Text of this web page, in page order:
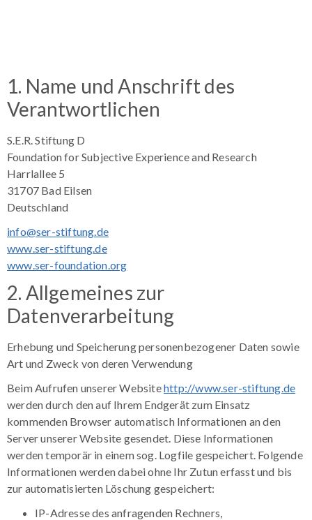
1. Name und Anschrift des
Verantwortlichen
S.E.R. Stiftung D
Foundation for Subjective Experience and Research
Harrlallee 5
31707 Bad Eilsen
Deutschland
info@ser-stiftung.de
www.ser-stiftung.de
www.ser-foundation.org
2. Allgemeines zur
Datenverarbeitung
Erhebung und Speicherung personenbezogener Daten sowie
Art und Zweck von deren Verwendung
Beim Aufrufen unserer Websitehttp://www.ser-stiftung.de
werden durch den auf Ihrem Endgerät zum Einsatz
kommenden Browser automatisch Informationen an den
Server unserer Website gesendet. Diese Informationen
werden temporär in einem sog. Logfile gespeichert. Folgende
Informationen werden dabei ohne Ihr Zutun erfasst und bis
zur automatisierten Löschung gespeichert:
IP-Adresse des anfragenden Rechners,